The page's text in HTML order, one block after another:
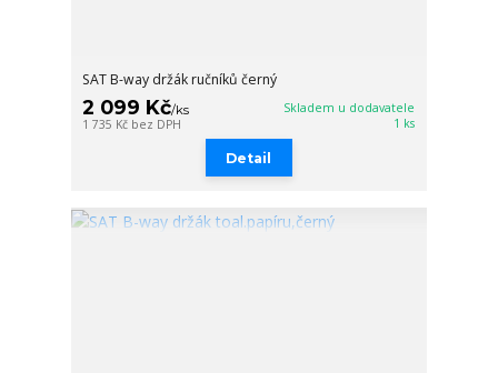
SAT B-way držák ručníků černý
2 099 Kč/ks
1 735 Kč bez DPH
Skladem u dodavatele
1 ks
Detail